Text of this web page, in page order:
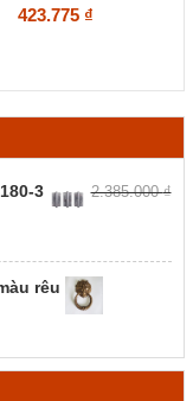
423.775 ₫
3 2.385.000₫
rêu